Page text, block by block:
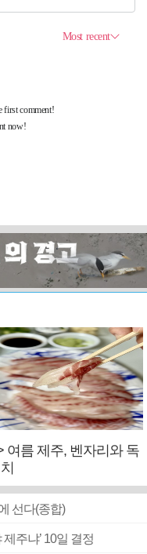
여름 제주, 벤자리와 독
선다(종합)
주냐’ 10일 결정